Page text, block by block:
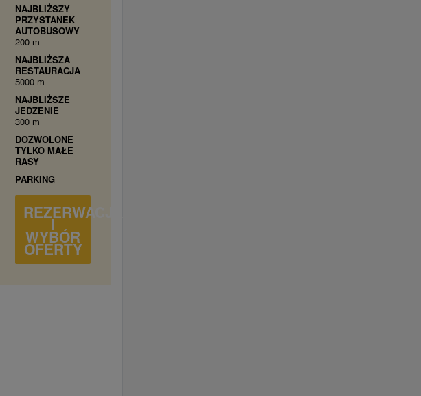
NAJBLIŻSZY
PRZYSTANEK
AUTOBUSOWY
200 m
NAJBLIŻSZA
RESTAURACJA
5000 m
NAJBLIŻSZE
JEDZENIE
300 m
DOZWOLONE
TYLKO MAŁE
RASY
PARKING
REZERWACJA
I
WYBÓR
OFERTY